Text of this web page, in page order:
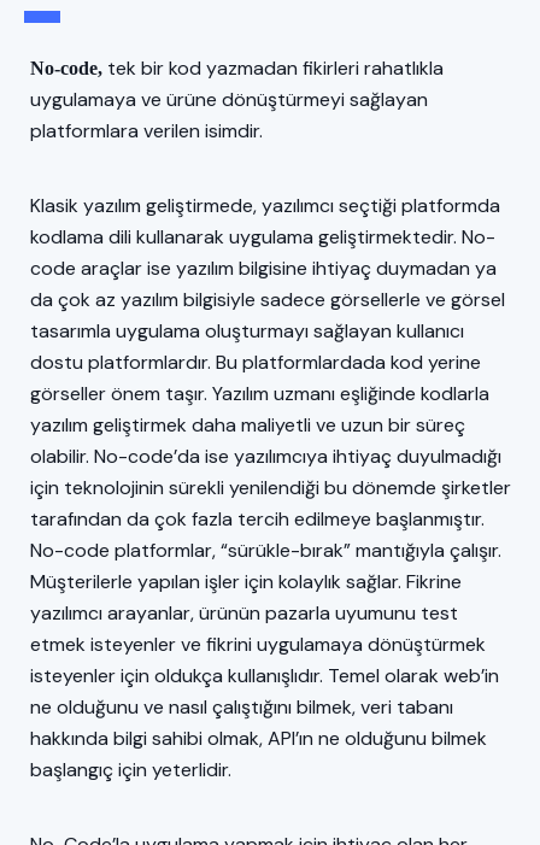
No-code, tek bir kod yazmadan fikirleri rahatlıkla
uygulamaya ve ürüne dönüştürmeyi sağlayan
platformlara verilen isimdir.
Klasik yazılım geliştirmede, yazılımcı seçtiği platformda
kodlama dili kullanarak uygulama geliştirmektedir. No-
code araçlar ise yazılım bilgisine ihtiyaç duymadan ya
da çok az yazılım bilgisiyle sadece görsellerle ve görsel
tasarımla uygulama oluşturmayı sağlayan kullanıcı
dostu platformlardır. Bu platformlardada kod yerine
görseller önem taşır. Yazılım uzmanı eşliğinde kodlarla
yazılım geliştirmek daha maliyetli ve uzun bir süreç
olabilir. No-code’da ise yazılımcıya ihtiyaç duyulmadığı
için teknolojinin sürekli yenilendiği bu dönemde şirketler
tarafından da çok fazla tercih edilmeye başlanmıştır.
No-code platformlar, “sürükle-bırak” mantığıyla çalışır.
Müşterilerle yapılan işler için kolaylık sağlar. Fikrine
yazılımcı arayanlar, ürünün pazarla uyumunu test
etmek isteyenler ve fikrini uygulamaya dönüştürmek
isteyenler için oldukça kullanışlıdır. Temel olarak web’in
ne olduğunu ve nasıl çalıştığını bilmek, veri tabanı
hakkında bilgi sahibi olmak, API’ın ne olduğunu bilmek
başlangıç için yeterlidir.